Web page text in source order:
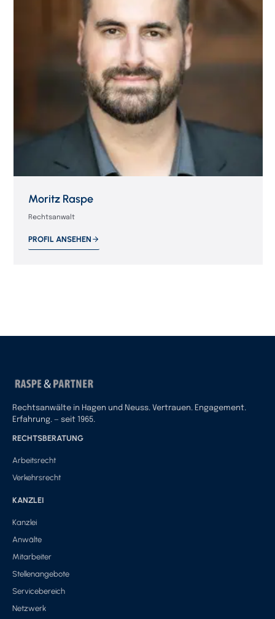
Moritz Raspe
Rechtsanwalt
PROFIL ANSEHEN
Rechtsanwälte in Hagen und Neuss. Vertrauen. Engagement.
Erfahrung. — seit 1965.
RECHTSBERATUNG
Arbeitsrecht
Verkehrsrecht
KANZLEI
Kanzlei
Anwälte
Mitarbeiter
Stellenangebote
Servicebereich
Netzwerk